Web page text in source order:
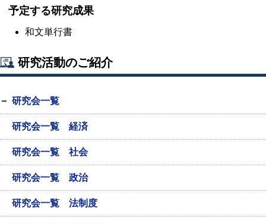
予定する研究成果
和文単行書
研究活動のご紹介
研究会一覧
研究会一覧 経済
研究会一覧 社会
研究会一覧 政治
研究会一覧 法制度